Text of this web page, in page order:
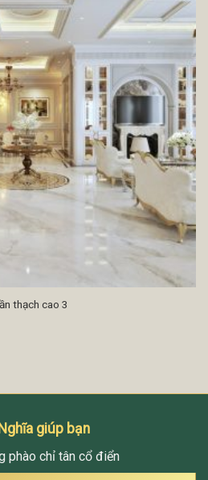
thạch cao 3
giúp bạn
phào chỉ tân cổ điển